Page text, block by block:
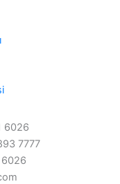
6026
7777